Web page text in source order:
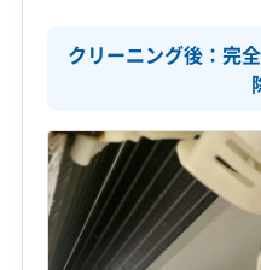
クリーニング後：完